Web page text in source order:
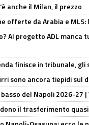
anche il Milan, il prezzo
offerte da Arabia e
Al progetto ADL manca
finisce in tribunale, gli
sono ancora tiepidi sul
del Napoli 2026-27 |
il trasferimento